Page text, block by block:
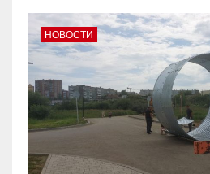
НОВОСТИ